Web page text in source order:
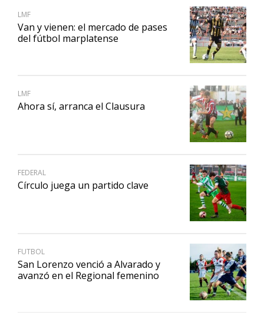
LMF
Van y vienen: el mercado de pases
del fútbol marplatense
LMF
Ahora sí, arranca el Clausura
FEDERAL
Círculo juega un partido clave
FUTBOL
San Lorenzo venció a Alvarado y
avanzó en el Regional femenino